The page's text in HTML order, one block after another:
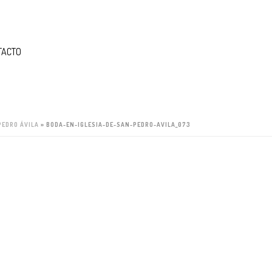
ÁVILA » BODA-EN-IGLESIA-DE-SAN-PEDRO-AVILA_073